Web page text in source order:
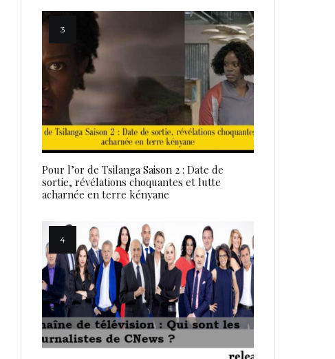
Pour l’or de Tsilanga Saison 2 : Date de
sortie, révélations choquantes et lutte
acharnée en terre kényane